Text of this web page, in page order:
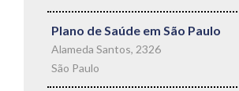
Plano de Saúde em São Paulo
Alameda Santos, 2326
São Paulo